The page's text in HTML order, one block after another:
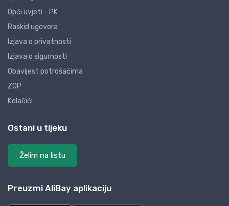
Opći uvjeti - PK
Raskid ugovora
Izjava o privatnosti
Izjava o sigurnosti
Obavijest potrošačima
ZOP
Kolačići
Ostani u tijeku
Želim na listu
Preuzmi AliBay aplikaciju